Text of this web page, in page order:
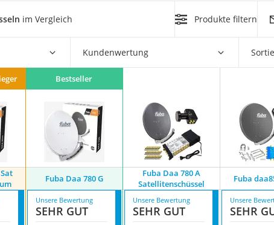
im Vergleich Produkte filtern
Kundenwertung
Bestseller
Fuba Daa 780 G
Fuba Daa 780 A
Satellitenschüssel
Fuba
Unsere Bewertung
SEHR GUT
Unsere Bewertung
SEHR GUT
Unsere
SEHR